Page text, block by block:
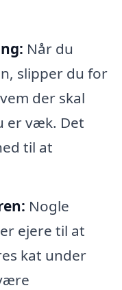
Når du
slipper du for
der skal
er væk. Det
til at
Nogle
ejere til at
kat under